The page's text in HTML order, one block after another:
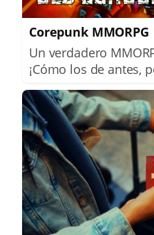
Corepunk MMORPG
Un verdadero
¡Cómo los de antes,